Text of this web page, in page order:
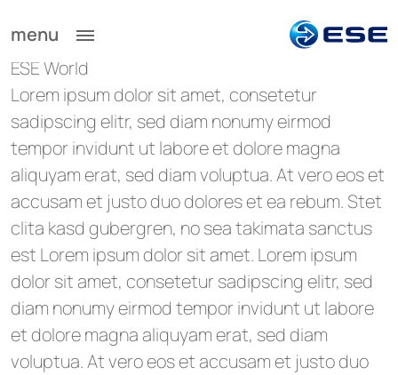
menu
ESE World
Lorem ipsum dolor sit amet, consetetur
sadipscing elitr, sed diam nonumy eirmod
tempor invidunt ut labore et dolore magna
aliquyam erat, sed diam voluptua. At vero eos et
accusam et justo duo dolores et ea rebum. Stet
clita kasd gubergren, no sea takimata sanctus
est Lorem ipsum dolor sit amet. Lorem ipsum
dolor sit amet, consetetur sadipscing elitr, sed
diam nonumy eirmod tempor invidunt ut labore
et dolore magna aliquyam erat, sed diam
voluptua. At vero eos et accusam et justo duo